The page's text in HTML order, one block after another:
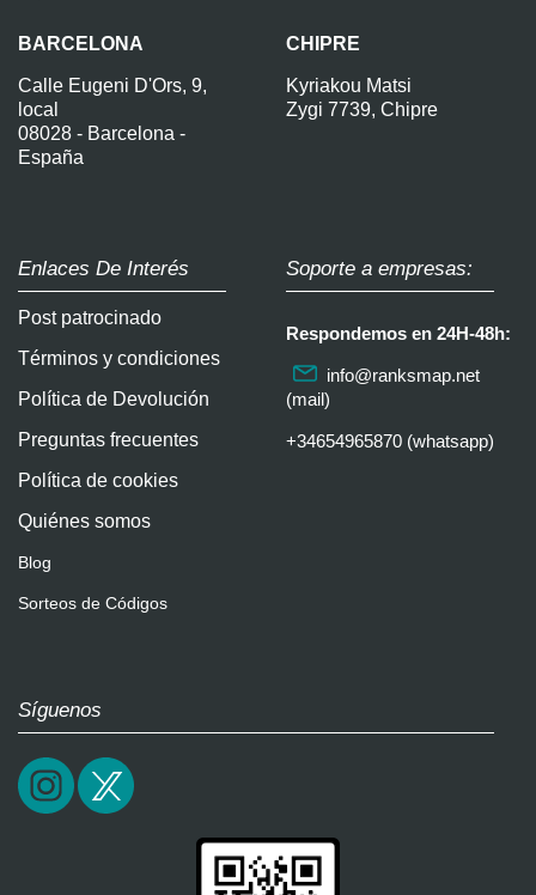
BARCELONA
Calle Eugeni D'Ors, 9,
local
08028 - Barcelona -
España
CHIPRE
Kyriakou Matsi
Zygi 7739, Chipre
Enlaces De Interés
Post patrocinado
Términos y condiciones
Política de Devolución
Preguntas frecuentes
Política de cookies
Quiénes somos
Blog
Sorteos de Códigos
Soporte a empresas:
Respondemos en 24H-48h:
info@ranksmap.net
(mail)
+34654965870 (whatsapp)
Síguenos